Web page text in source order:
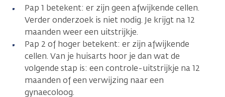
Pap 1 betekent: er zijn geen afwijkende cellen.
Verder onderzoek is niet nodig. Je krijgt na 12
maanden weer een uitstrijkje.
Pap 2 of hoger betekent: er zijn afwijkende
cellen. Van je huisarts hoor je dan wat de
volgende stap is: een controle-uitstrijkje na 12
maanden of een verwijzing naar een
gynaecoloog.